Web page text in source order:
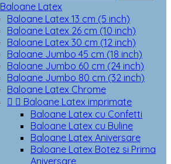
Baloane Latex
Baloane Latex 13 cm (5 inch)
Baloane Latex 26 cm (10 inch)
Baloane Latex 30 cm (12 inch)
Baloane Jumbo 45 cm (18 inch)
Baloane Jumbo 60 cm (24 inch)
Baloane Jumbo 80 cm (32 inch)
Baloane Latex Chrome
  Baloane Latex imprimate
Baloane Latex cu Confetti
Baloane Latex cu Buline
Baloane Latex Aniversare
Baloane Latex Botez si Prima
Aniversare